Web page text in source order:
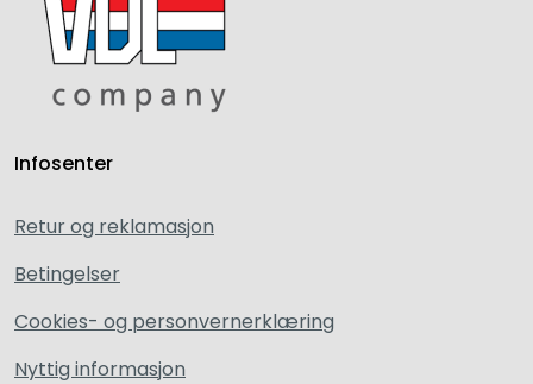
Infosenter
Retur og reklamasjon
Betingelser
Cookies- og personvernerklæring
Nyttig informasjon